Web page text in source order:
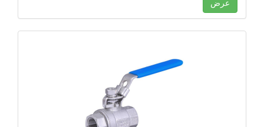
عرض